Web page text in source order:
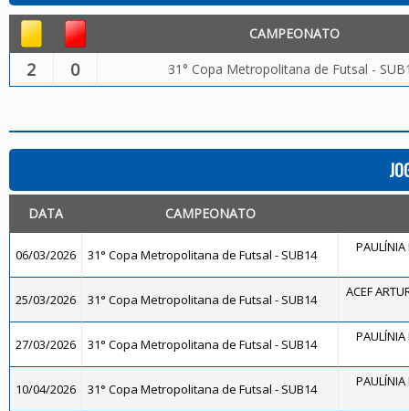
CAMPEONATO
2 0 31° Copa Metropolitana de Futsal -
DATA CAMPEONATO
06/03/2026 31° Copa Metropolitana de Futsal - SUB14
25/03/2026 31° Copa Metropolitana de Futsal - SUB14 ACEF
27/03/2026 31° Copa Metropolitana de Futsal - SUB14
10/04/2026 31° Copa Metropolitana de Futsal - SUB14